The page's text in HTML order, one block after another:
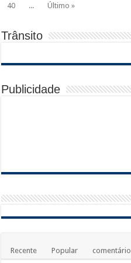
40
... Último »
Trânsito
Publicidade
Recente Popular